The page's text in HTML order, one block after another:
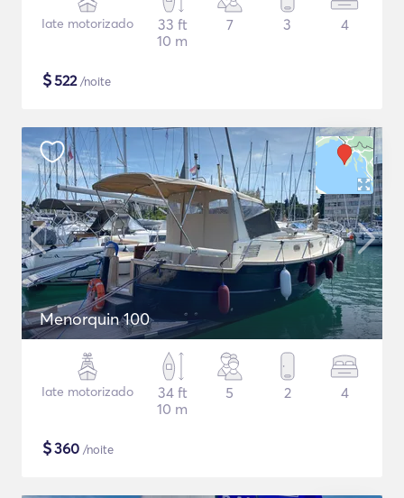
Iate motorizado
33 ft
10 m
7 3 4
$522/noite
Menorquin 100
Iate motorizado
34 ft
10 m
5 2 4
$360 /noite